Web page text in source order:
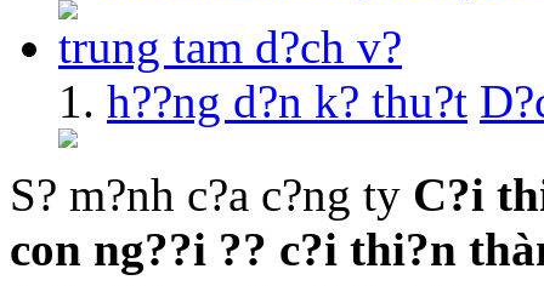
trung tam d?ch v?
h??ng d?n k? thu?t
S? m?nh c?a c?ng ty C?i
con ng??i ?? c?i thi?n